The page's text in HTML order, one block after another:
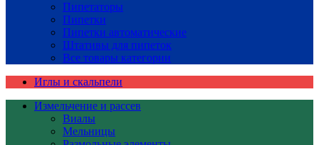
Пипетаторы
Пипетки
Пипетки автоматические
Штативы для пипеток
Все товары категории
Иглы и скальпели
Измельчение и рассев
Виалы
Мельницы